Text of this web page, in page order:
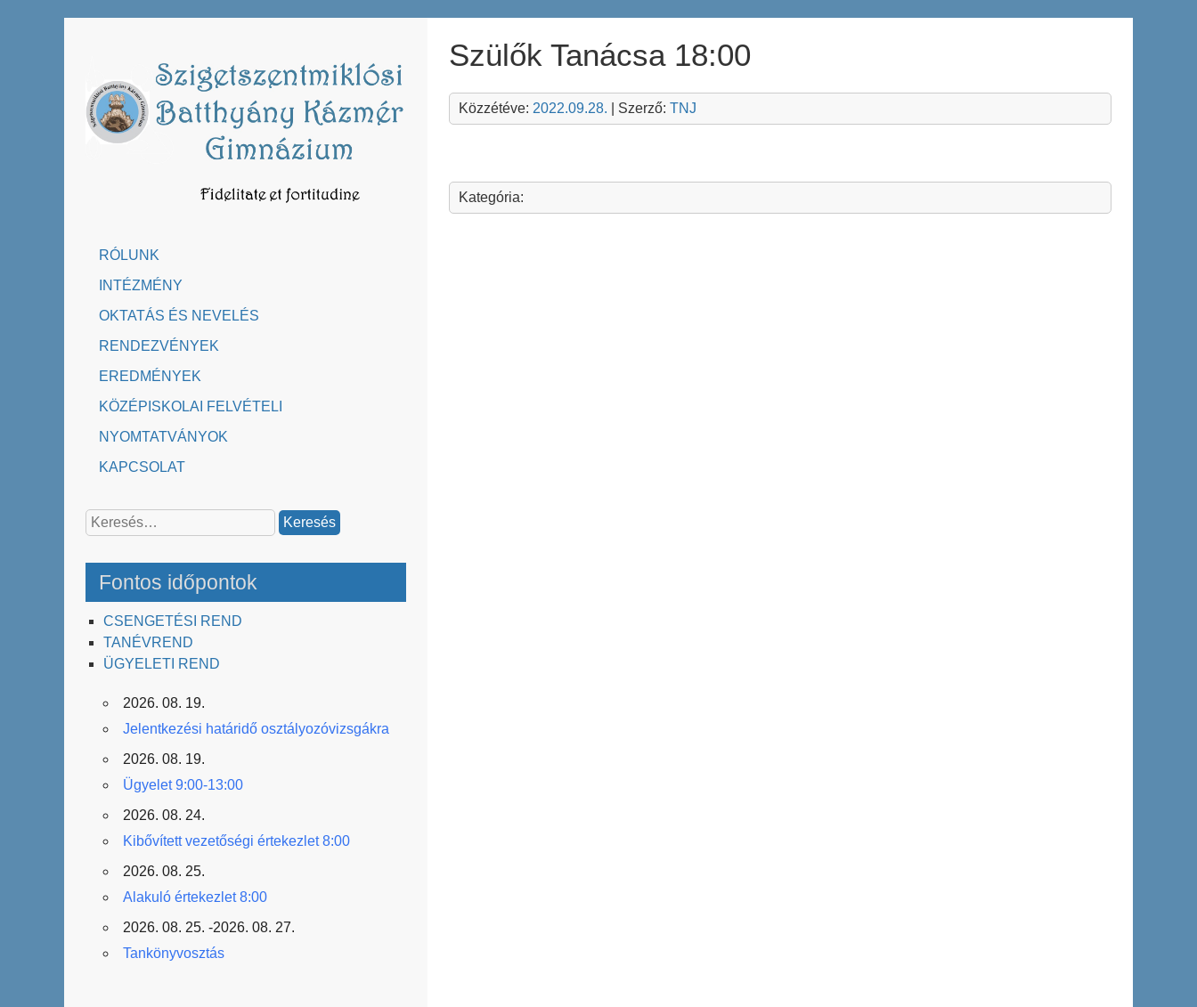
RÓLUNK
INTÉZMÉNY
OKTATÁS ÉS NEVELÉS
RENDEZVÉNYEK
EREDMÉNYEK
KÖZÉPISKOLAI FELVÉTELI
NYOMTATVÁNYOK
KAPCSOLAT
Keresés:
Fontos időpontok
CSENGETÉSI REND
TANÉVREND
ÜGYELETI REND
2026. 08. 19.
Jelentkezési határidő osztályozóvizsgákra
2026. 08. 19.
Ügyelet 9:00-13:00
2026. 08. 24.
Kibővített vezetőségi értekezlet 8:00
2026. 08. 25.
Alakuló értekezlet 8:00
2026. 08. 25. -2026. 08. 27.
Tankönyvosztás
Szülők Tanácsa 18:00
Közzétéve: 2022.09.28. | Szerző: TNJ
Kategória: